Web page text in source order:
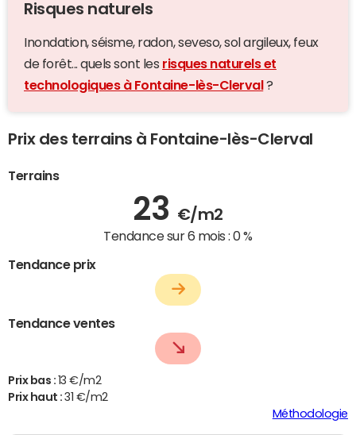
Risques naturels
Inondation, séisme, radon, seveso, sol argileux, feux
de forêt... quels sont les risques naturels et
technologiques à Fontaine-lès-Clerval ?
Prix des terrains à Fontaine-lès-Clerval
Terrains
23 €/m2
Tendance sur 6 mois :0 %
Tendance prix
Tendance ventes
Prix bas : 13 €/m2
Prix haut :31 €/m2
Méthodologie